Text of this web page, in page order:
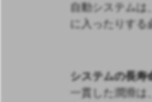
自動システムは
に入ったりする
システムの長寿
一貫した潤滑は